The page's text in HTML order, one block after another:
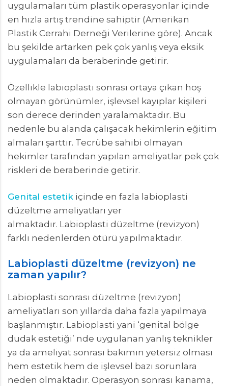
uygulamaları tüm plastik operasyonlar içinde
en hızla artış trendine sahiptir (Amerikan
Plastik Cerrahi Derneği Verilerine göre). Ancak
bu şekilde artarken pek çok yanlış veya eksik
uygulamaları da beraberinde getirir.
Özellikle labioplasti sonrası ortaya çıkan hoş
olmayan görünümler, işlevsel kayıplar kişileri
son derece derinden yaralamaktadır. Bu
nedenle bu alanda çalışacak hekimlerin eğitim
almaları şarttır. Tecrübe sahibi olmayan
hekimler tarafından yapılan ameliyatlar pek çok
riskleri de beraberinde getirir.
Genital estetik içinde en fazla labioplasti
düzeltme ameliyatları yer
almaktadır. Labioplasti düzeltme (revizyon)
farklı nedenlerden ötürü yapılmaktadır.
Labioplasti düzeltme (revizyon) ne
zaman yapılır?
Labioplasti sonrası düzeltme (revizyon)
ameliyatları son yıllarda daha fazla yapılmaya
başlanmıştır. Labioplasti yani ‘genital bölge
dudak estetiği’ nde uygulanan yanlış teknikler
ya da ameliyat sonrası bakımın yetersiz olması
hem estetik hem de işlevsel bazı sorunlara
neden olmaktadır. Operasyon sonrası kanama,